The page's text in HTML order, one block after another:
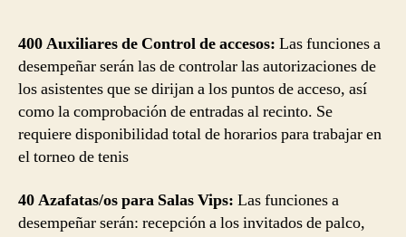
2019
400 Auxiliares de Control de accesos: Las funciones a
desempeñar serán las de controlar las autorizaciones de
los asistentes que se dirijan a los puntos de acceso, así
como la comprobación de entradas al recinto. Se
requiere disponibilidad total de horarios para trabajar en
el torneo de tenis
40 Azafatas/os para Salas Vips: Las funciones a
desempeñar serán: recepción a los invitados de palco,